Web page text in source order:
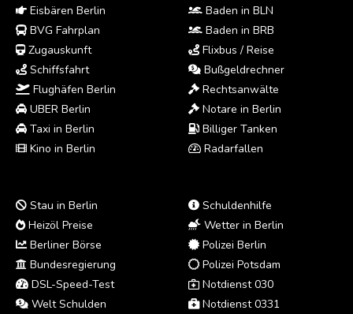
Eisbären Berlin
BVG Fahrplan
Zugauskunft
Schiffsfahrt
Flughäfen Berlin
UBER Berlin
Taxi in Berlin
Kino in Berlin
Baden in BLN
Baden in BRB
Flixbus / Reise
Bußgeldrechner
Rechtsanwälte
Notare in Berlin
Billiger Tanken
Radarfallen
Stau in Berlin
Heizöl Preise
Berliner Börse
Bundesregierung
DSL-Speed-Test
Welt Schulden
Schuldenhilfe
Wetter in Berlin
Polizei Berlin
Polizei Potsdam
Notdienst 030
Notdienst 0331